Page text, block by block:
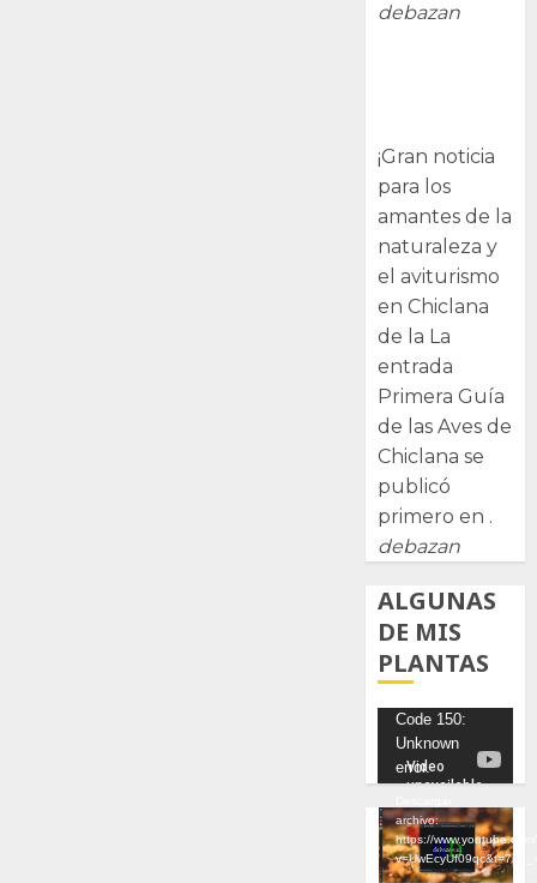
debazan
¡Gran noticia
para los
amantes de la
naturaleza y
el aviturismo
en Chiclana
de la La
entrada
Primera Guía
de las Aves de
Chiclana se
publicó
primero en .
debazan
ALGUNAS
DE MIS
PLANTAS
Reproductor
de
vídeo
Code 150:
Unknown
error.
archivo:
https://